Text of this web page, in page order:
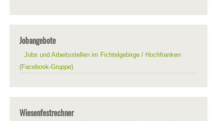
Jobangebote
Jobs und Arbeitsstellen im Fichtelgebirge / Hochfranken
(Facebook-Gruppe)
Wiesenfestrechner